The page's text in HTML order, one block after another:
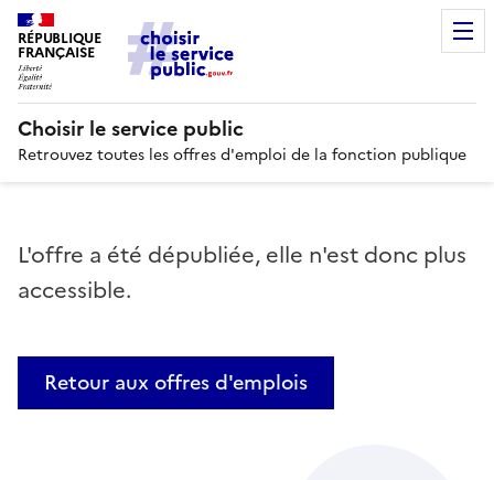
RÉPUBLIQUE
FRANÇAISE
Choisir le service public
Retrouvez toutes les offres d'emploi de la fonction publique
L'offre a été dépubliée, elle n'est donc plus
accessible.
Retour aux offres d'emplois